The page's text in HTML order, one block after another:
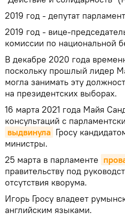
2019 год - депутат
2019 год - вице-
комиссии по национальной
В декабре 2020 года
поскольку прошлый лидер
могла занимать эту
на президентских выборах.
16 марта 2021 года Майя
консультаций с
выдвинула Гросу
министры.
25 марта в парламенте
правительству под
отсутствия кворума.
Игорь Гросу владеет
английским языками.